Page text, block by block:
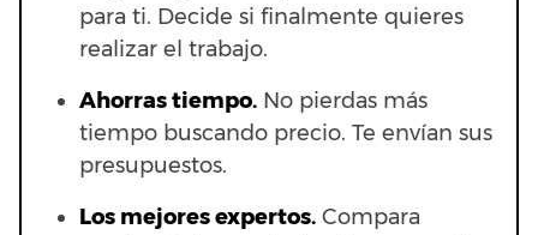
para ti. Decide si finalmente quieres
realizar el trabajo.
Ahorras tiempo. No pierdas más
tiempo buscando precio. Te envían sus
presupuestos.
Los mejores expertos. Compara